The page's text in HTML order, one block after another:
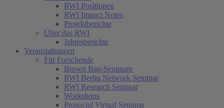
RWI Positionen
RWI Impact Notes
Projektberichte
Über das RWI
Jahresberichte
Veranstaltungen
Für Forschende
Brown Bag-Seminare
RWI Berlin Network Seminar
RWI Research Seminar
Workshops
Prosocial Virtual Seminar